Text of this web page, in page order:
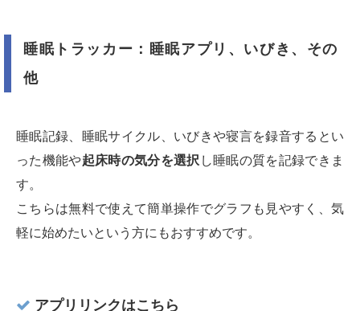
睡眠トラッカー：睡眠アプリ、いびき、その
他
睡眠記録、睡眠サイクル、いびきや寝言を録音するとい
った機能や起床時の気分を選択 し睡眠の質を記録できま
す。
こちらは無料で使えて簡単操作でグラフも見やすく、気
軽に始めたいという方にもおすすめです。
アプリリンクはこちら